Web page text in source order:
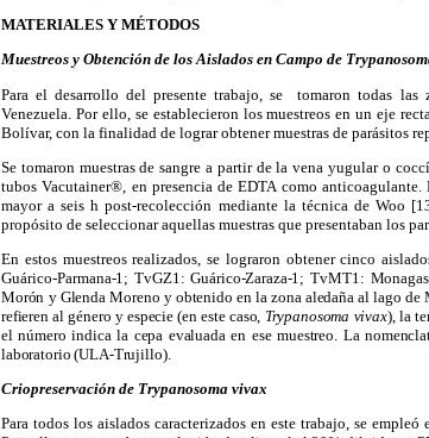
MATERIALES Y MÉTODOS
Muestreos y Obtención de los Aislados en Campo de
Para el desarrollo del presente trabajo, se tomaron todas
Venezuela. Por ello, se establecieron los muestreos en un eje
Bolívar, con la finalidad de lograr obtener muestras de parásitos
Se tomaron muestras de sangre a partir de la vena yugular o
tubos Vacutainer®, en presencia de EDTA como
mayor a seis h post-recolección mediante la técnica de Woo
propósito de seleccionar aquellas muestras que presentaban los
En estos muestreos realizados, se lograron obtener cinco
Guárico-Parmana-1; TvGZ1: Guárico-Zaraza-1; TvMT1:
Morón y Glenda Moreno y obtenido en la zona aledaña al lago de
refieren al género y especie (en este caso, Trypanosoma vivax), la
el número indica la cepa evaluada en ese muestreo. La
laboratorio (ULA-Trujillo).
Criopreservación de Trypanosoma vivax
Para todos los aislados caracterizados en este trabajo, se